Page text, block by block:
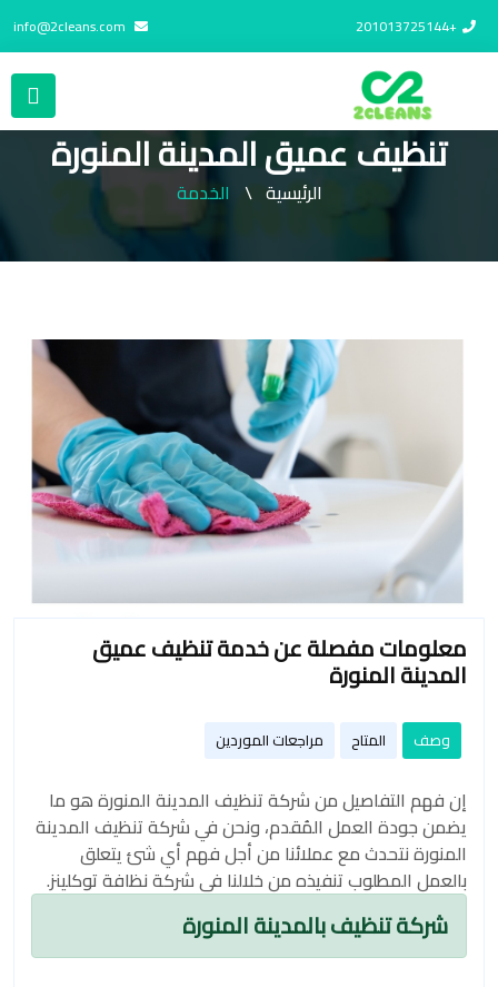
+201013725144
info@2cleans.com
تنظيف عميق المدينة المنورة
الرئيسية الخدمة
معلومات مفصلة عن خدمة تنظيف عميق
المدينة المنورة
وصف المتاح مراجعات الموردين
إن فهم التفاصيل من شركة تنظيف المدينة المنورة هو ما
يضمن جودة العمل المُقدم، ونحن في شركة تنظيف المدينة
المنورة نتحدث مع عملائنا من أجل فهم أي شئ يتعلق
بالعمل المطلوب تنفيذه من خلالنا في شركة نظافة توكلينز.
شركة تنظيف بالمدينة المنورة